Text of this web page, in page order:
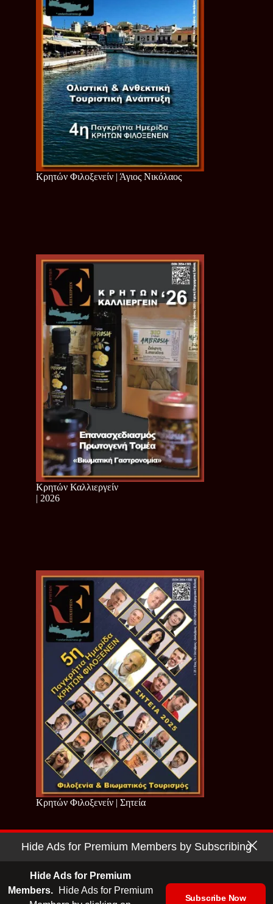
Κρητών Φιλοξενείν | Άγιος Νικόλαος
Κρητών Καλλιεργείν
| 2026
Κρητών Φιλοξενείν | Σητεία
Copyright © 2026 - Cretan Business | Κρητών Επιχειρείν
Hide Ads for Premium Members by Subscribing
Hide Ads for Premium
Members.
Hide Ads for Premium
Subscribe Now